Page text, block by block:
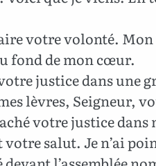
votre volonté.
fond de mon cœur.
justice dans une
lèvres, Seigneur,
votre justice
salut. Je n’ai